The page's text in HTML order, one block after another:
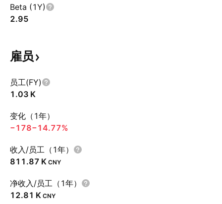
Beta (1Y)
2.95
雇员
员工(FY)
‪1.03 K‬
变化（1年）
−178−14.77%
收入/员工（1年）
‪811.87 K‬ CNY
净收入/员工（1年）
‪12.81 K‬ CNY